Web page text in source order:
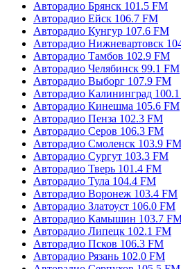
Авторадио Брянск 101.5 FM
Авторадио Ейск 106.7 FM
Авторадио Кунгур 107.6 FM
Авторадио Нижневартовск
Авторадио Тамбов 102.9 FM
Авторадио Челябинск 99.1 FM
Авторадио Выборг 107.9 FM
Авторадио Калининград
Авторадио Кинешма 105.6 FM
Авторадио Пенза 102.3 FM
Авторадио Серов 106.3 FM
Авторадио Смоленск 103.9 FM
Авторадио Сургут 103.3 FM
Авторадио Тверь 101.4 FM
Авторадио Тула 104.4 FM
Авторадио Воронеж 103.4 FM
Авторадио Златоуст 106.0 FM
Авторадио Камышин 103.7
Авторадио Липецк 102.1 FM
Авторадио Псков 106.3 FM
Авторадио Рязань 102.0 FM